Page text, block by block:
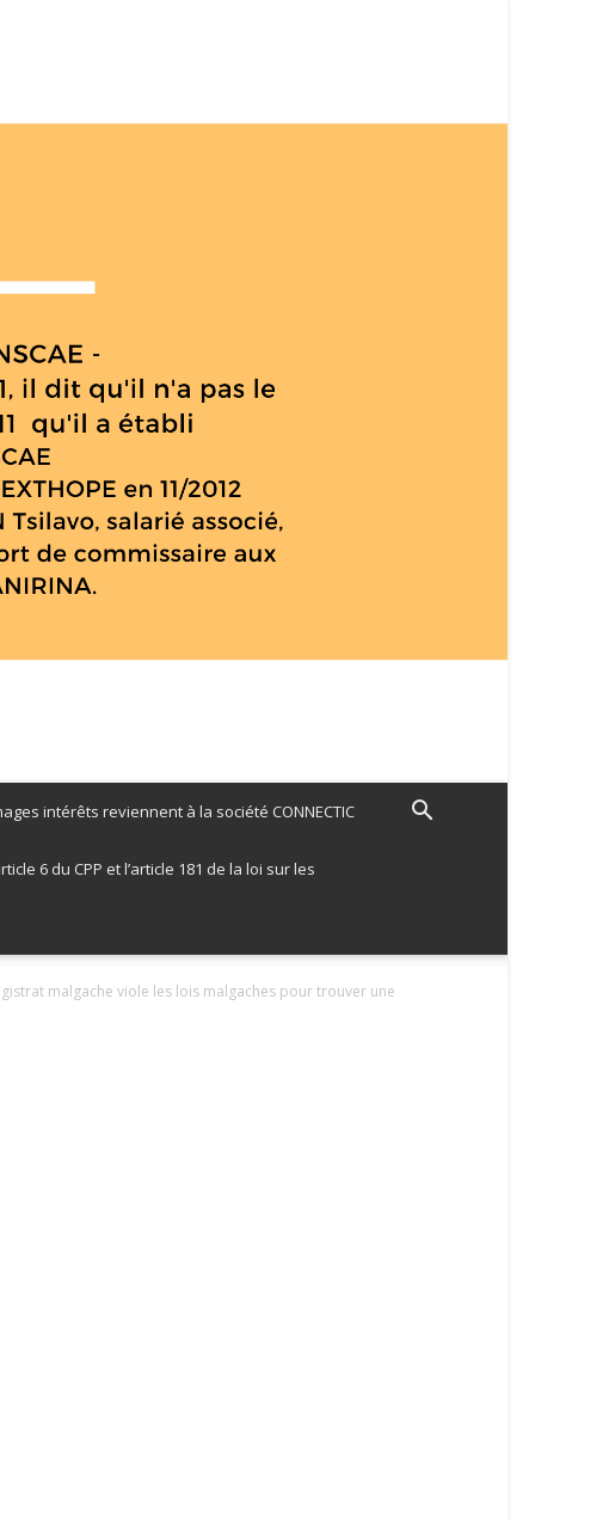
intérêts reviennent à la société CONNECTIC
6 du CPP et l’article 181 de la loi sur les
malgache viole les lois malgaches pour trouver une